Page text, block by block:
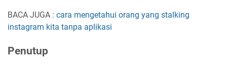
BACA JUGA : cara mengetahui orang yang stalking
instagram kita tanpa aplikasi
Penutup